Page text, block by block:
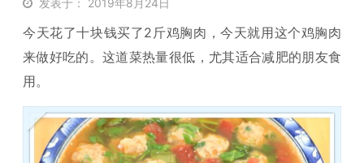
发表于： 2019年8月24日
今天花了十块钱买了2斤鸡胸肉，今天就用这个鸡胸肉
来做好吃的。这道菜热量很低，尤其适合减肥的朋友食
用。